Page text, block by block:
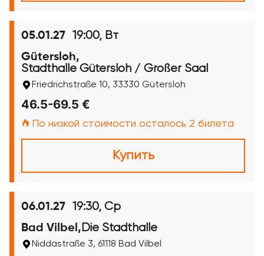
05.01.27 19:00, Вт
Gütersloh,
Stadthalle Gütersloh / Großer Saal
Friedrichstraße 10, 33330 Gütersloh
46.5-69.5 €
По низкой стоимости осталось 2 билета
Купить
06.01.27 19:30, Ср
Bad Vilbel, Die Stadthalle
Niddastraße 3, 61118 Bad Vilbel